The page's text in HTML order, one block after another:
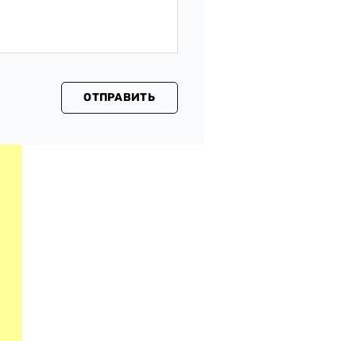
ОТПРАВИТЬ